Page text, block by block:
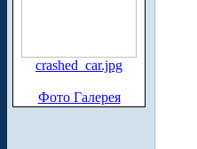
crashed_car.jpg
Фото Галерея